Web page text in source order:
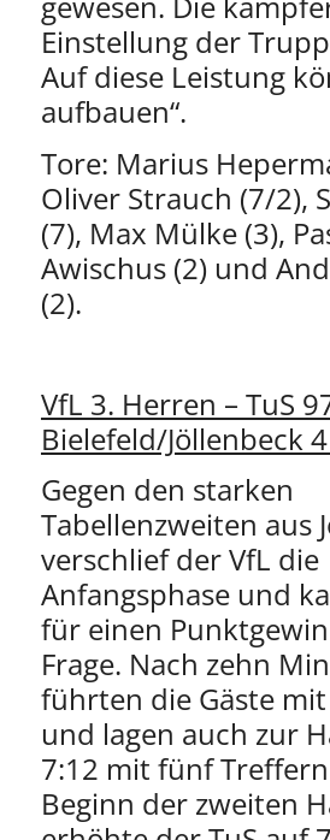
Einstellung der
Auf diese Leistung
aufbauen“.
Tore: Marius
Oliver Strauch (7/2),
(7), Max Mülke (3),
Awischus (2) und
(2).
VfL 3. Herren – TuS
Bielefeld/Jöllenbeck
Gegen den starken
Tabellenzweiten aus
verschlief der VfL die
Anfangsphase und
für einen
Frage. Nach zehn
führten die Gäste
und lagen auch zur
7:12 mit fünf
Beginn der zweiten